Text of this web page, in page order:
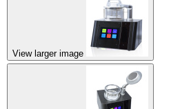
View larger image